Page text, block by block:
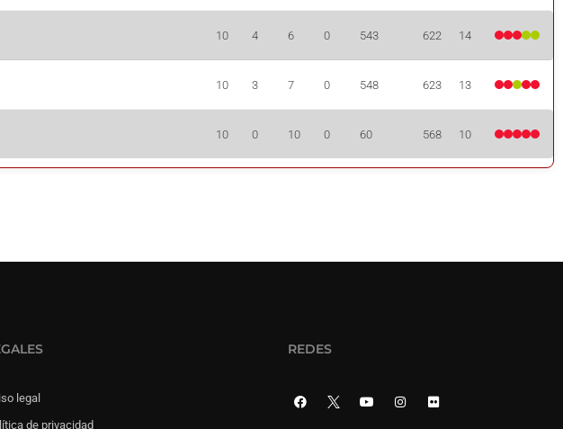
10 4 6 0 543 622 14
10 3 7 0 548 623 13
10 0 10 0 60 568 10
legal
de privacidad
REDES